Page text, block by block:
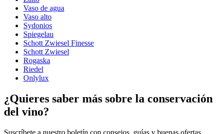
¡Un buen vino merece una copa adecuada!
Tipo de vidrio
Diámetro (cm)
Capacidad (cl)
GrabadoNo
Vaso de agua
Vaso alto
Sydonios
Spiegelau
Schott Zwiesel Finesse
Schott Zwiesel
Rogaska
Riedel
Onlylux
¿Quieres saber más sobre la conservación
del vino?
Suscríbete a nuestro boletín con consejos, guías y buenas ofertas.